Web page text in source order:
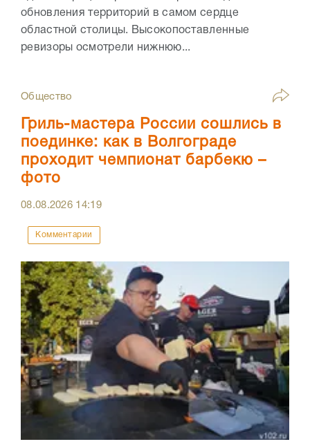
обновления территорий в самом сердце
областной столицы. Высокопоставленные
ревизоры осмотрели нижнюю...
Общество
Гриль-мастера России сошлись в
поединке: как в Волгограде
проходит чемпионат барбекю –
фото
08.08.2026 14:19
Комментарии